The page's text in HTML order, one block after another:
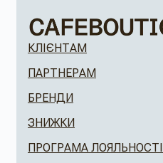
КЛІЄНТАМ
ПАРТНЕРАМ
БРЕНДИ
ЗНИЖКИ
ПРОГРАМА ЛОЯЛЬНОСТІ